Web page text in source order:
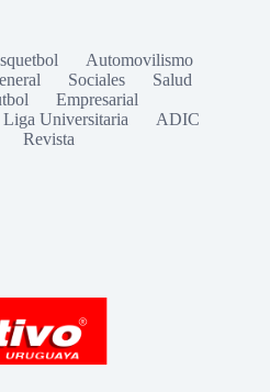
Automovilismo
Sociales
Salud
Empresarial
Liga Universitaria
ADIC
Revista